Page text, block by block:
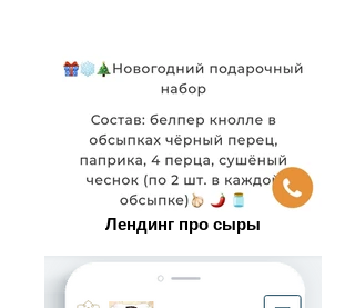
Лендинг про сыры